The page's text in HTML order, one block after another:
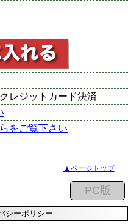
レジットカード決済
をご覧下さい
▲ページトップ
シーポリシー